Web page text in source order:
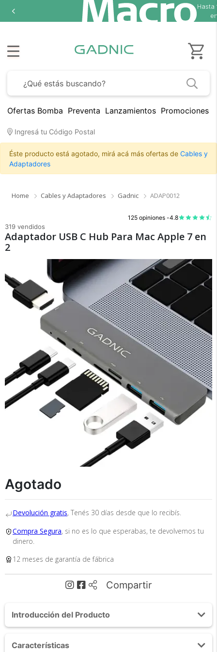
Hasta
Ofertas Bomba Preventa Lanzamientos Promociones
Ingresá tu Código Postal
Éste producto está agotado, mirá acá más ofertas de Cables y
Adaptadores
Home Cables y Adaptadores Gadnic ADAP0012
125 opiniones -4.8
319 vendidos
Adaptador USB C Hub Para Mac Apple 7 en
2
Agotado
Devolución gratis, Tenés 30 días desde que lo recibís.
Compra Segura, si no es lo que esperabas, te devolvemos tu
dinero.
12 meses de garantía de fábrica
Compartir
Introducción del Producto
en 2
Características
Medios de Pago ×
te devolvemos tu dinero.